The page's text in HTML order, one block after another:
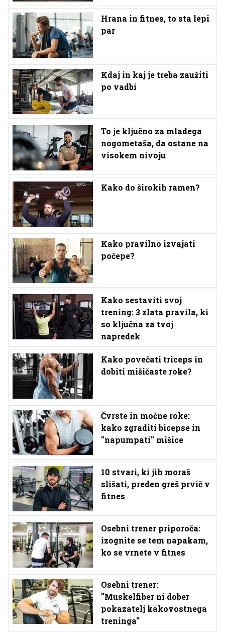
Hrana in fitnes, to sta lepi
par
Kdaj in kaj je treba zaužiti
po vadbi
To je ključno za mladega
nogometaša, da ostane na
visokem nivoju
Kako do širokih ramen?
Kako pravilno izvajati
počepe?
Kako sestaviti svoj
trening: 3 zlata pravila, ki
so ključna za tvoj
napredek
Kako povečati triceps in
dobiti mišičaste roke?
Čvrste in močne roke:
kako zgraditi bicepse in
''napumpati'' mišice
10 stvari, ki jih moraš
slišati, preden greš prvič v
fitnes
Osebni trener priporoča:
izognite se tem napakam,
ko se vrnete v fitnes
Osebni trener:
''Muskelfiber ni dober
pokazatelj kakovostnega
treninga''